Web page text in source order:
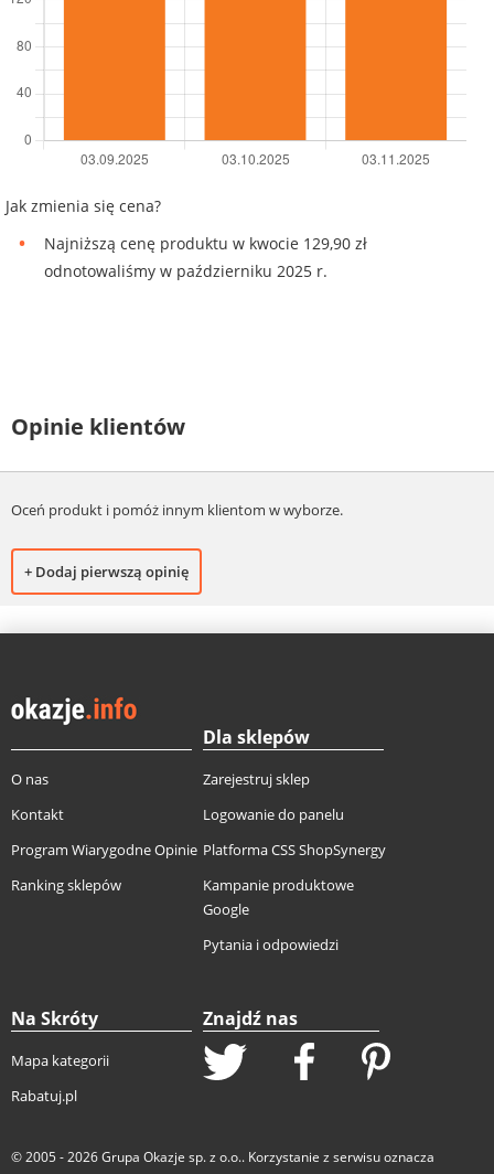
Jak zmienia się cena?
Najniższą cenę produktu w kwocie 129,90 zł
odnotowaliśmy w październiku 2025 r.
Opinie klientów
Oceń produkt i pomóż innym klientom w wyborze.
+ Dodaj pierwszą opinię
O nas
Kontakt
Program Wiarygodne Opinie
Ranking sklepów
Dla sklepów
Zarejestruj sklep
Logowanie do panelu
Platforma CSS ShopSynergy
Kampanie produktowe
Google
Pytania i odpowiedzi
Na Skróty
Mapa kategorii
Rabatuj.pl
Znajdź nas
© 2005 - 2026Grupa Okazje sp. z o.o.. Korzystanie z serwisu oznacza